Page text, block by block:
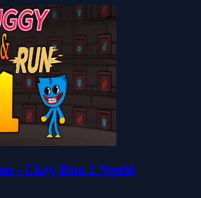
- Chạy Đua 2 Người